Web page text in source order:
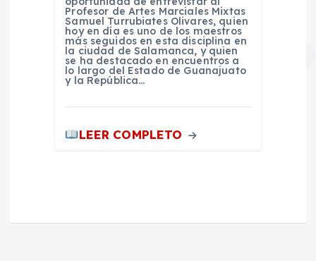
Profesor de Artes Marciales Mixtas
Samuel Turrubiates Olivares, quien
hoy en día es uno de los maestros
más seguidos en esta disciplina en
la ciudad de Salamanca, y quien
se ha destacado en encuentros a
lo largo del Estado de Guanajuato
y la República…
LEER COMPLETO